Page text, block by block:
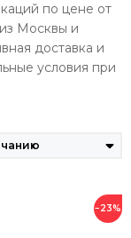
по цене от
Москвы и
доставка и
условия при
−23%